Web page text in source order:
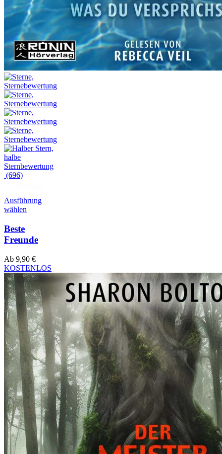
(696)
Ausführung
wählen
Beste
Freunde
Ab 9,90 €
KOSTENLOS